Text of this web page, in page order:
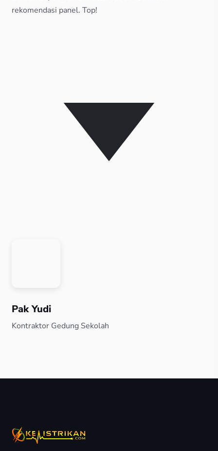
rekomendasi panel. Top!
Pak Yudi
Kontraktor Gedung Sekolah